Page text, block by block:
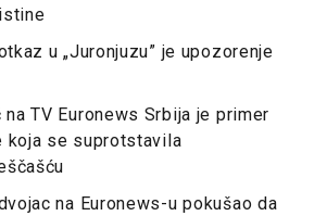
u „Juronjuzu” je upozorenje
TV Euronews Srbija je primer
koja se suprotstavila
na Euronews-u pokušao da